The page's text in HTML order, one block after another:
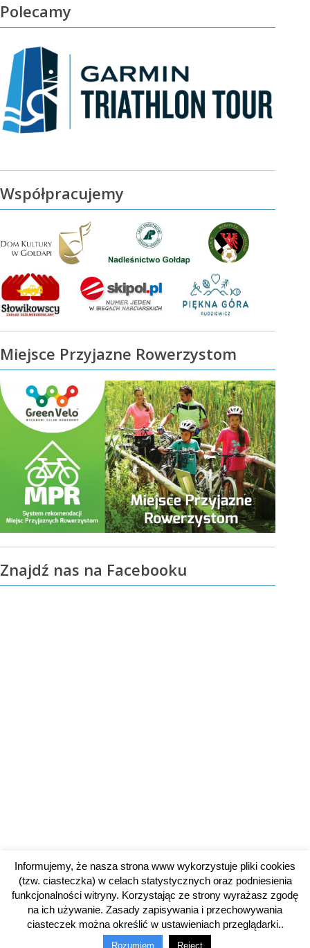
Polecamy
Współpracujemy
Miejsce Przyjazne Rowerzystom
Znajdź nas na Facebooku
© 2014-2025 OSiR w Gołdapi. Wszelkie prawa zastrzeżone.
Informujemy, że nasza strona www wykorzystuje pliki cookies
(tzw. ciasteczka) w celach statystycznych oraz podniesienia
funkcjonalności witryny. Korzystając ze strony wyrażasz zgodę
na ich używanie. Zasady zapisywania i przechowywania
ciasteczek można określić w ustawieniach przeglądarki..
Rozumiem Reject